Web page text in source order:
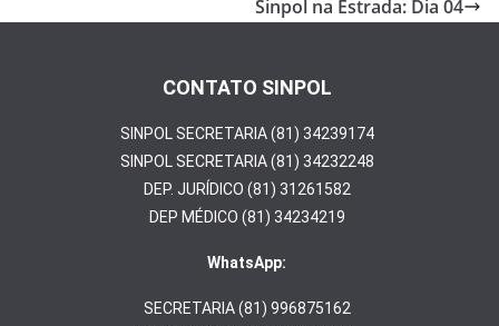
Sinpol na Estrada: Dia 04
CONTATO SINPOL
SINPOL SECRETARIA (81) 34239174
SINPOL SECRETARIA (81) 34232248
DEP. JURÍDICO (81) 31261582
DEP MÉDICO (81) 34234219
WhatsApp:
SECRETARIA (81) 996875162